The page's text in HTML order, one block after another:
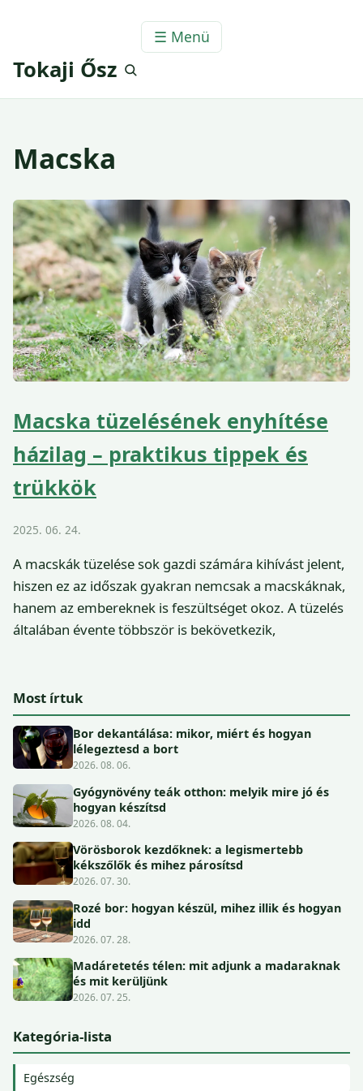
☰ Menü
Tokaji Ősz
Macska
Macska tüzelésének enyhítése
házilag – praktikus tippek és
trükkök
2025. 06. 24.
A macskák tüzelése sok gazdi számára kihívást jelent,
hiszen ez az időszak gyakran nemcsak a macskáknak,
hanem az embereknek is feszültséget okoz. A tüzelés
általában évente többször is bekövetkezik,
Most írtuk
Bor dekantálása: mikor, miért és hogyan
lélegeztesd a bort
2026. 08. 06.
Gyógynövény teák otthon: melyik mire jó és
hogyan készítsd
2026. 08. 04.
Vörösborok kezdőknek: a legismertebb
kékszőlők és mihez párosítsd
2026. 07. 30.
Rozé bor: hogyan készül, mihez illik és hogyan
idd
2026. 07. 28.
Madáretetés télen: mit adjunk a madaraknak
és mit kerüljünk
2026. 07. 25.
Kategória-lista
Egészség